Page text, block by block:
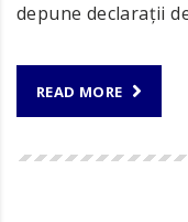
depune declarații
READ MORE